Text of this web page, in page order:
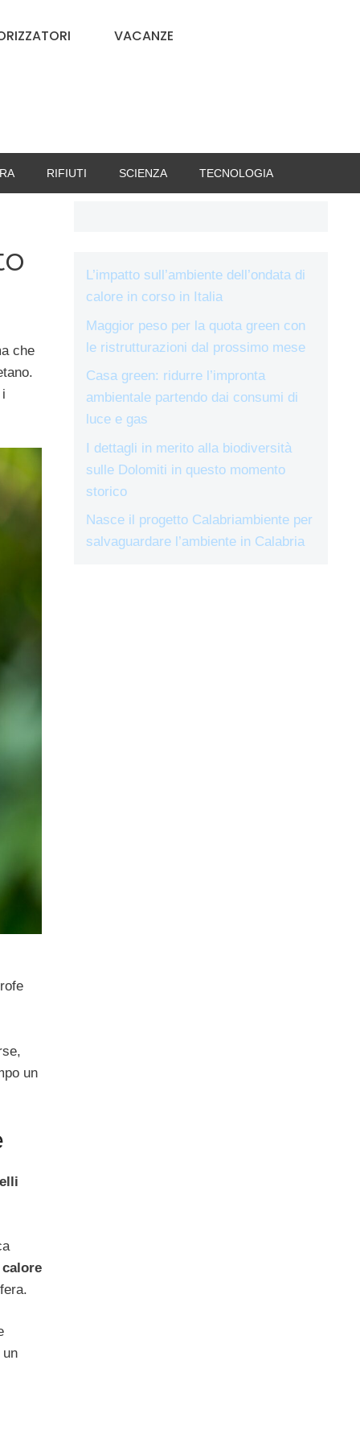
VACANZE
RIFIUTI SCIENZA TECNOLOGIA
che
un
un
L’impatto sull’ambiente dell’ondata di
calore in corso in Italia
Maggior peso per la quota green con
le ristrutturazioni dal prossimo mese
Casa green: ridurre l’impronta
ambientale partendo dai consumi di
luce e gas
I dettagli in merito alla biodiversità
sulle Dolomiti in questo momento
storico
Nasce il progetto Calabriambiente per
salvaguardare l’ambiente in Calabria